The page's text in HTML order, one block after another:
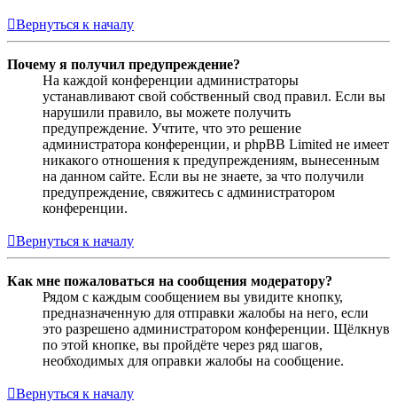
Вернуться к началу
Почему я получил предупреждение?
На каждой конференции администраторы
устанавливают свой собственный свод правил. Если вы
нарушили правило, вы можете получить
предупреждение. Учтите, что это решение
администратора конференции, и phpBB Limited не имеет
никакого отношения к предупреждениям, вынесенным
на данном сайте. Если вы не знаете, за что получили
предупреждение, свяжитесь с администратором
конференции.
Вернуться к началу
Как мне пожаловаться на сообщения модератору?
Рядом с каждым сообщением вы увидите кнопку,
предназначенную для отправки жалобы на него, если
это разрешено администратором конференции. Щёлкнув
по этой кнопке, вы пройдёте через ряд шагов,
необходимых для оправки жалобы на сообщение.
Вернуться к началу